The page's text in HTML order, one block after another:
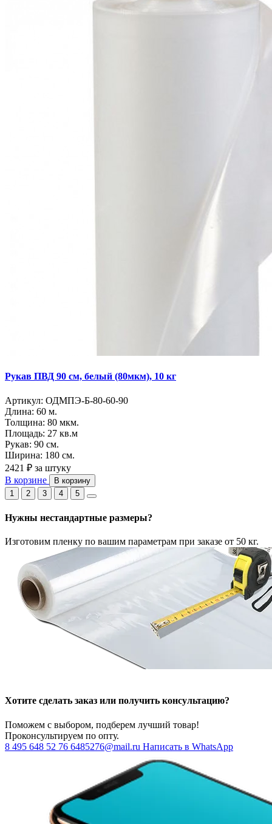
Рукав ПВД 90 см, белый (80мкм), 10 кг
Артикул: ОДМПЭ-Б-80-60-90
Длина: 60 м.
Толщина: 80 мкм.
Площадь: 27 кв.м
Рукав: 90 см.
Ширина: 180 см.
2421 ₽ за штуку
В корзине
В корзину
1
2 3 4 5
Нужны нестандартные размеры?
Изготовим пленку по вашим параметрам при заказе от 50 кг.
Хотите сделать заказ или получить консультацию?
Поможем с выбором, подберем лучший товар!
Проконсультируем по опту.
8 495 648 52 76 6485276@mail.ru Написать в WhatsApp